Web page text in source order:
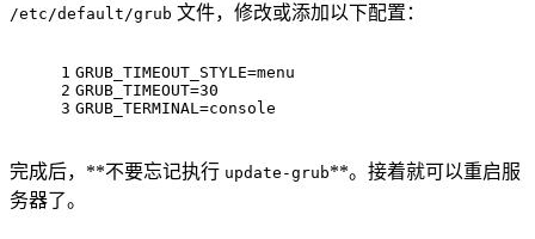
/etc/default/grub 文件，修改或添加以下配置：
1
2
3
GRUB_TIMEOUT_STYLE=menu
GRUB_TIMEOUT=30
GRUB_TERMINAL=console
完成后，**不要忘记执行 update-grub**。接着就可以重启服
务器了。